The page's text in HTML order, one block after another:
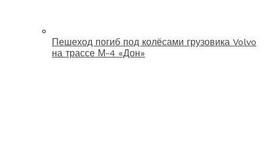
Пешеход погиб под колёсами грузовика Volvo
на трассе М-4 «Дон»